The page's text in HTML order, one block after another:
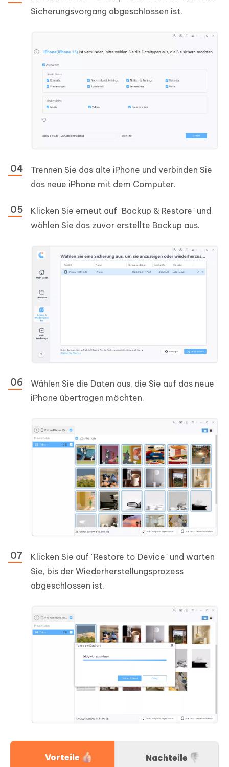
Sicherungsvorgang abgeschlossen ist.
Trennen Sie das alte iPhone und verbinden Sie
das neue iPhone mit dem Computer.
Klicken Sie erneut auf "Backup & Restore" und
wählen Sie das zuvor erstellte Backup aus.
Wählen Sie die Daten aus, die Sie auf das neue
iPhone übertragen möchten.
Klicken Sie auf "Restore to Device" und warten
Sie, bis der Wiederherstellungsprozess
abgeschlossen ist.
Vorteile Nachteile